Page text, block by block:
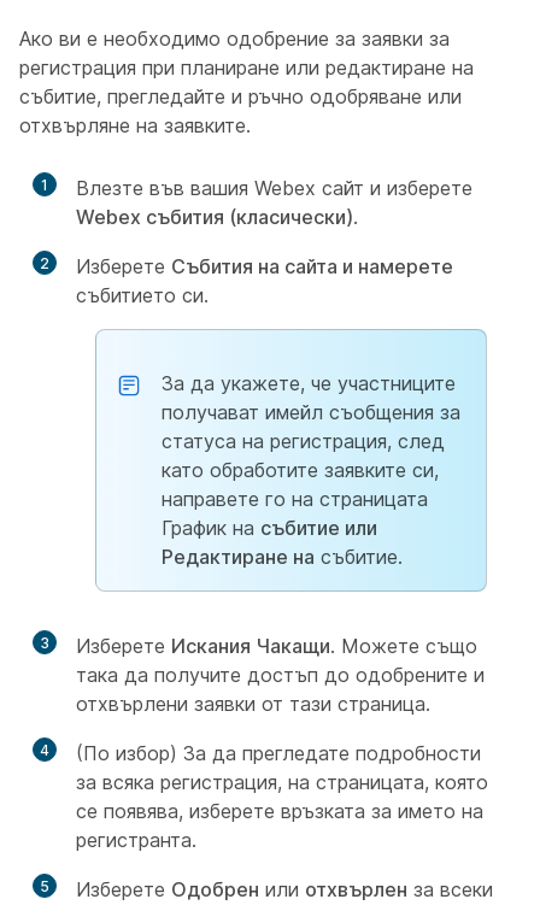
Ако ви е необходимо одобрение за заявки за
регистрация при планиране или редактиране на
събитие, прегледайте и ръчно одобряване или
отхвърляне на заявките.
1
Влезте във вашия Webex сайт и изберете
Webex събития (класически).
2 Изберете Събития на сайта и намерете
събитието си.
За да укажете, че участниците
получават имейл съобщения за
статуса на регистрация, след
като обработите заявките си,
направете го на страницата
График на събитие или
Редактиране на събитие.
3 Изберете Искания Чакащи. Можете също
така да получите достъп до одобрените и
отхвърлени заявки от тази страница.
4
(По избор) За да прегледате подробности
за всяка регистрация, на страницата, която
се появява, изберете връзката за името на
регистранта.
5 Изберете Одобрен или отхвърлен за всеки